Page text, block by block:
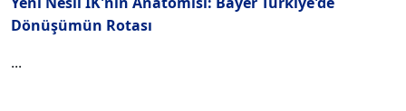
Dönüşümün Rotası
...